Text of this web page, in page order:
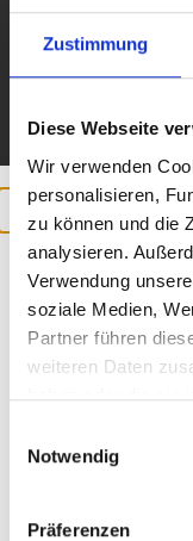
Zustimmung
Diese Webseite
Wir verwenden
personalisieren,
zu können und die
analysieren.
Verwendung
soziale Medien,
Partner führen
weiteren Daten
Notwendig
Präferenzen
Co-